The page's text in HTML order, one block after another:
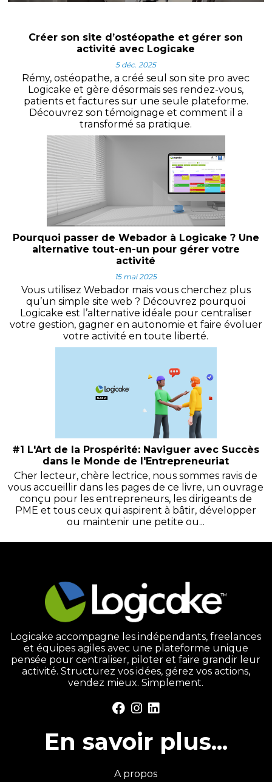
Créer son site d’ostéopathe et gérer son
activité avec Logicake
5 déc. 2025
Rémy, ostéopathe, a créé seul son site pro avec
Logicake et gère désormais ses rendez-vous,
patients et factures sur une seule plateforme.
Découvrez son témoignage et comment il a
transformé sa pratique.
Pourquoi passer de Webador à Logicake ? Une
alternative tout-en-un pour gérer votre
activité
15 mai 2025
Vous utilisez Webador mais vous cherchez plus
qu’un simple site web ? Découvrez pourquoi
Logicake est l’alternative idéale pour centraliser
votre gestion, gagner en autonomie et faire évoluer
votre activité en toute liberté.
#1 L'Art de la Prospérité: Naviguer avec Succès
dans le Monde de l'Entrepreneuriat
Cher lecteur, chère lectrice, nous sommes ravis de
vous accueillir dans les pages de ce livre, un ouvrage
conçu pour les entrepreneurs, les dirigeants de
PME et tous ceux qui aspirent à bâtir, développer
ou maintenir une petite ou...
Logicake accompagne les indépendants, freelances
et équipes agiles avec une plateforme unique
pensée pour centraliser, piloter et faire grandir leur
activité. Structurez vos idées, gérez vos actions,
vendez mieux. Simplement.
En savoir plus...
A propos